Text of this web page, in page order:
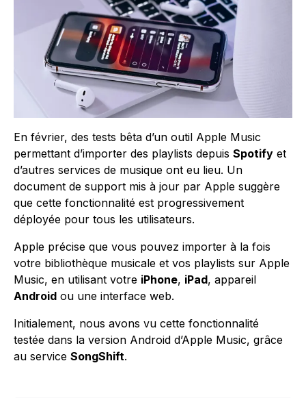
En février, des tests bêta d’un outil Apple Music
permettant d’importer des playlists depuis Spotify et
d’autres services de musique ont eu lieu. Un
document de support mis à jour par Apple suggère
que cette fonctionnalité est progressivement
déployée pour tous les utilisateurs.
Apple précise que vous pouvez importer à la fois
votre bibliothèque musicale et vos playlists sur Apple
Music, en utilisant votre iPhone, iPad, appareil
Android ou une interface web.
Initialement, nous avons vu cette fonctionnalité
testée dans la version Android d’Apple Music, grâce
au service SongShift.